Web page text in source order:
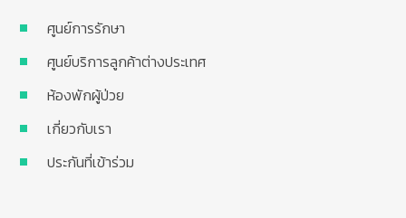
ศูนย์การรักษา
ศูนย์บริการลูกค้าต่างประเทศ
ห้องพักผู้ป่วย
เกี่ยวกับเรา
ประกันที่เข้าร่วม